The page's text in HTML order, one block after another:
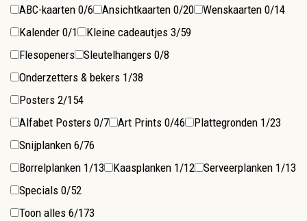
ABC-kaarten 0/6 Ansichtkaarten 0/20 Wenskaarten 0/14
Kalender 0/1 Kleine cadeautjes 3/59
Flesopeners
Sleutelhangers 0/8
Onderzetters & bekers 1/38
Posters 2/154
Alfabet Posters 0/7 Art Prints 0/46 Plattegronden 1/23
Snijplanken 6/76
Borrelplanken 1/13 Kaasplanken 1/12 Serveerplanken 1/13
Specials 0/52
Toon alles 6/173